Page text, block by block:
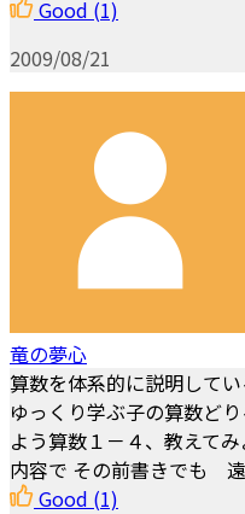
Good (1)
2009/08/21
竜の夢心
算数を体系的に説明して
ゆっくり学ぶ子の算数ど
よう算数１－４、教えて
内容で その前書きでも
Good (1)